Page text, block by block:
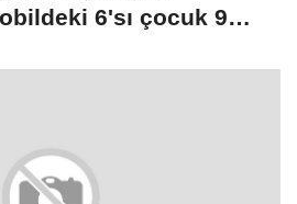
6'sı çocuk 9